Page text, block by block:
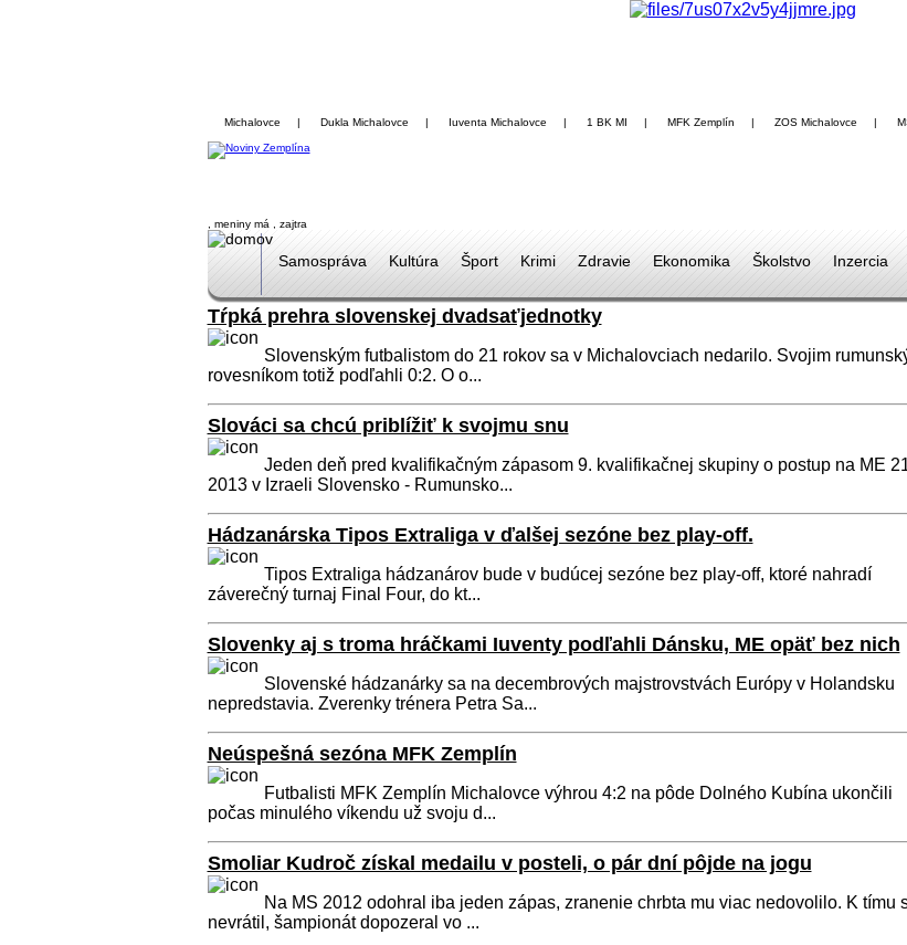
Michalovce | Dukla Michalovce | Iuventa Michalovce | 1 BK MI | MFK Zemplín | ZOS Michalovce |
, meniny má
, zajtra
Samospráva Kultúra Šport Krimi Zdravie Ekonomika Školstvo Inzercia
Tŕpká prehra slovenskej dvadsaťjednotky
Slovenským futbalistom do 21 rokov sa v Michalovciach nedarilo. Svojim
rovesníkom totiž podľahli 0:2. O o...
Slováci sa chcú priblížiť k svojmu snu
Jeden deň pred kvalifikačným zápasom 9. kvalifikačnej skupiny o postup na ME
2013 v Izraeli Slovensko - Rumunsko...
Hádzanárska Tipos Extraliga v ďalšej sezóne bez play-off.
Tipos Extraliga hádzanárov bude v budúcej sezóne bez play-off, ktoré nahradí
záverečný turnaj Final Four, do kt...
Slovenky aj s troma hráčkami Iuventy podľahli Dánsku, ME opäť bez nich
Slovenské hádzanárky sa na decembrových majstrovstvách Európy v Holandsku
nepredstavia. Zverenky trénera Petra Sa...
Neúspešná sezóna MFK Zemplín
Futbalisti MFK Zemplín Michalovce výhrou 4:2 na pôde Dolného Kubína ukončili
počas minulého víkendu už svoju d...
Smoliar Kudroč získal medailu v posteli, o pár dní pôjde na jogu
Na MS 2012 odohral iba jeden zápas, zranenie chrbta mu viac nedovolilo. K tímu
nevrátil, šampionát dopozeral vo ...